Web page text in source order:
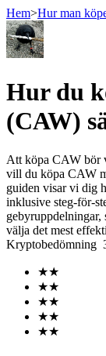
USDT
Hem>Hur man
Hur du
(CAW)
Att köpa CAW bör
vill du köpa CAW
guiden visar vi dig
inklusive steg-för-
gebyruppdelningar,
välja det mest
Kryptobedömning
★★
★★
★★
★★
★★